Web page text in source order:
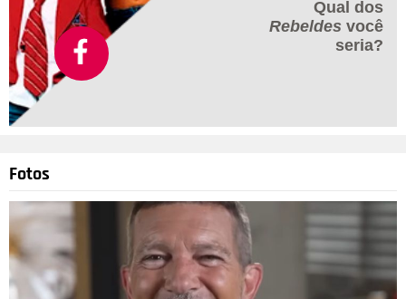
Qual dos
Rebeldes você
seria?
Fotos